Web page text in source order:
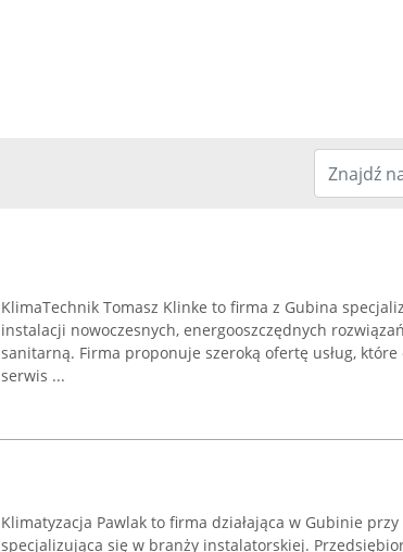
KlimaTechnik Tomasz Klinke to firma z Gubina
instalacji nowoczesnych, energooszczędnych
sanitarną. Firma proponuje szeroką ofertę usług,
serwis ...
Klimatyzacja Pawlak to firma działająca w Gubinie
specjalizująca się w branży instalatorskiej.